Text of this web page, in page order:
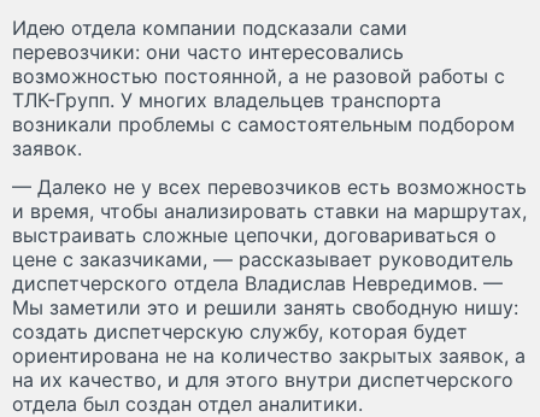
Идею отдела компании подсказали сами
перевозчики: они часто интересовались
возможностью постоянной, а не разовой работы с
ТЛК-Групп. У многих владельцев транспорта
возникали проблемы с самостоятельным подбором
заявок.
— Далеко не у всех перевозчиков есть возможность
и время, чтобы анализировать ставки на маршрутах,
выстраивать сложные цепочки, договариваться о
цене с заказчиками, — рассказывает руководитель
диспетчерского отдела Владислав Невредимов. —
Мы заметили это и решили занять свободную нишу:
создать диспетчерскую службу, которая будет
ориентирована не на количество закрытых заявок, а
на их качество, и для этого внутри диспетчерского
отдела был создан отдел аналитики.